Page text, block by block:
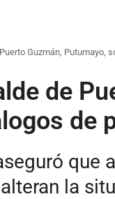
Guzmán, Putumayo,
de
de
que
la